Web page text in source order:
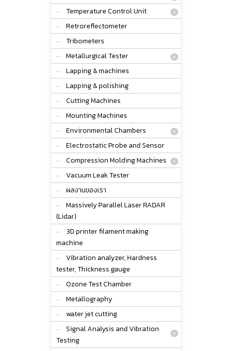
Temperature Control Unit
Retroreflectometer
Tribometers
Metallurgical Tester
Lapping & machines
Lapping & polishing
Cutting Machines
Mounting Machines
Environmental Chambers
Electrostatic Probe and Sensor
Compression Molding Machines
Vacuum Leak Tester
ผลงานของเรา
Massively Parallel Laser RADAR
(Lidar)
3D printer filament making
machine
Vibration analyzer, Hardness
tester, Thickness gauge
Ozone Test Chamber
Metallography
water jet cutting
Signal Analysis and Vibration
Testing